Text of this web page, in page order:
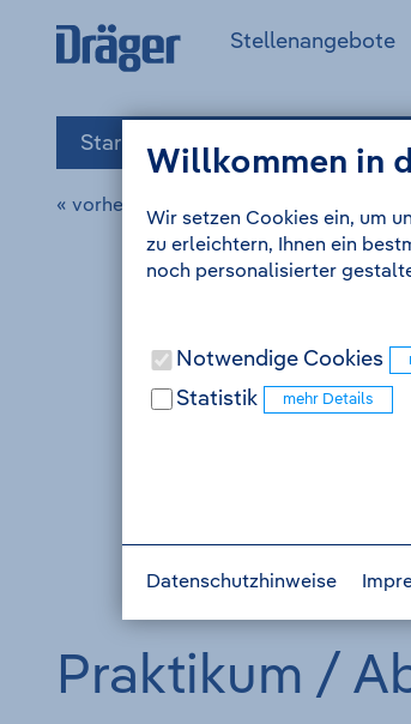
Inhalt
Anmelden
Navigation
Drägerwerk
AG
Co.
KGaA
-
Stellenangebote
Startseite Stellenangebote
Willkommen in
Wir setzen Cookies ein, um
zu erleichtern, Ihnen ein
noch personalisierter
Notwendige Cookies
Statistik
Datenschutzhinweise
« vorherige Stellenanzeige
Praktikum /